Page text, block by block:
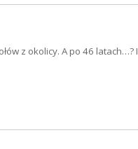
z okolicy. A po 46 latach…? I